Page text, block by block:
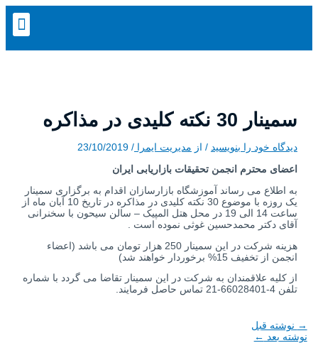
پرش
سمینار 30 نکته کلیدی در مذاکره
دیدگاه‌ خود را بنویسید / از مدیریت ایمرا/
23/10/2019
اعضای محترم انجمن تحقیقات بازاریابی ایران
به اطلاع می رساند آموزشگاه بازارسازان اقدام به برگزاری سمینار
یک روزه با موضوع 30 نکته کلیدی در مذاکره در تاریخ 10 آبان ماه از
ساعت 14 الی 19 در محل هتل المپیک – سالن سیحون با سخنرانی
آقای دکتر محمدحسین غوثی نموده است .
هزینه شرکت در این سمینار 250 هزار تومان می باشد (اعضاء
انجمن از تخفیف 15% برخوردار خواهند شد)
از کلیه علاقمندان به شرکت در این سمینار تقاضا می گردد با شماره
تلفن 4-66028401-21 تماس حاصل فرمایند.
پیمایش
→ نوشته قبل
نوشته بعد ←
اینجا
نام*
ایمیل*
وبگاه
ج
ر
ی